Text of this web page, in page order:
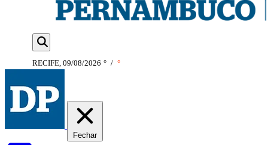
RECIFE, 09/08/2026 ° / °
Fechar